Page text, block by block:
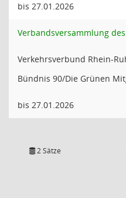
bis 27.01.2026
Verbandsversammlung
Verkehrsverbund Rhein-
Bündnis 90/Die Grünen
bis 27.01.2026
2 Sätze